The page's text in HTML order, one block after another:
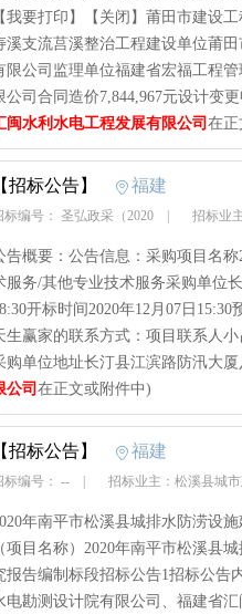
【我要打印】【关闭】莆田市建设
溪支流莒溪整治工程建设单位莆
限公司监理单位福建省宏福工程
公司合同造价7,844,967元设计变
闽水利水电工程发展有限公司 在正
【招标公告】 福建
标编号： 圣弘政采（2020 招标业
告概要：公告信息：采购项目名
服务/其他专业技术服务采购单位
开标时间2020年12月07日
生赢家的联系方式：项目联系人
购单位地址长汀县江滨路防汛大
公司 在正文或附件中)
【招标公告】 福建
标编号： -- 招标业主：松溪县城
年南平市松溪县城排水防涝设
（项目名称）2020年南平市松溪县
报告编制标段招标公告1招标公告
电勘测设计院有限公司、福建省